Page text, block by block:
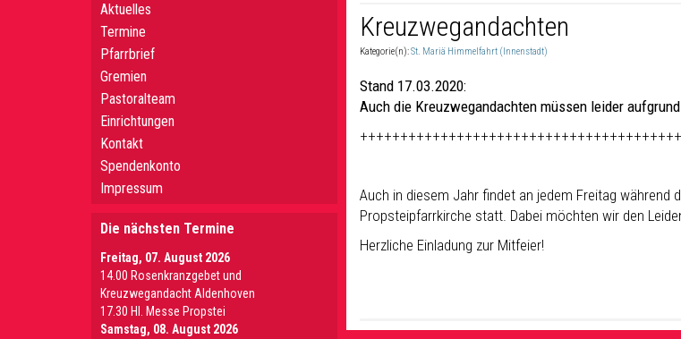
Kreuzwegandachten
Kategorie(n):St. Mariä Himmelfahrt (Innenstadt)
Stand 17.03.2020:
Auch die Kreuzwegandachten müssen leider
Auch in diesem Jahr findet an jedem Freitag während
Propsteipfarrkirche statt. Dabei möchten wir den
Herzliche Einladung zur Mitfeier!
Aktuelles
Termine
Pfarrbrief
Gremien
Pastoralteam
Einrichtungen
Kontakt
Spendenkonto
Impressum
Die nächsten Termine
Freitag, 07. August 2026
14.00 Rosenkranzgebet und
Kreuzwegandacht Aldenhoven
17.30 Hl. Messe Propstei
Samstag, 08. August 2026